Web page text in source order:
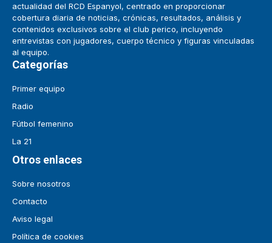
actualidad del RCD Espanyol, centrado en proporcionar
cobertura diaria de noticias, crónicas, resultados, análisis y
contenidos exclusivos sobre el club perico, incluyendo
entrevistas con jugadores, cuerpo técnico y figuras vinculadas
al equipo.
Categorías
Primer equipo
Radio
Fútbol femenino
La 21
Otros enlaces
Sobre nosotros
Contacto
Aviso legal
Política de cookies